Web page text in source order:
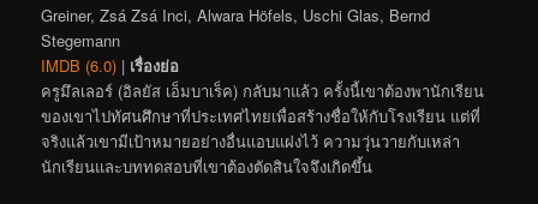
Greiner, Zsá Zsá Inci, Alwara Höfels, Uschi Glas, Bernd
Stegemann
IMDB (6.0) | เรื่องย่อ
ครูมึลเลอร์ (อิลยัส เอ็มบาเร็ค) กลับมาแล้ว ครั้งนี้เขาต้องพานักเรียน
ของเขาไปทัศนศึกษาที่ประเทศไทยเพื่อสร้างชื่อให้กับโรงเรียน แต่ที่
จริงแล้วเขามีเป้าหมายอย่างอื่นแอบแฝงไว้ ความวุ่นวายกับเหล่า
นักเรียนและบททดสอบที่เขาต้องตัดสินใจจึงเกิดขึ้น